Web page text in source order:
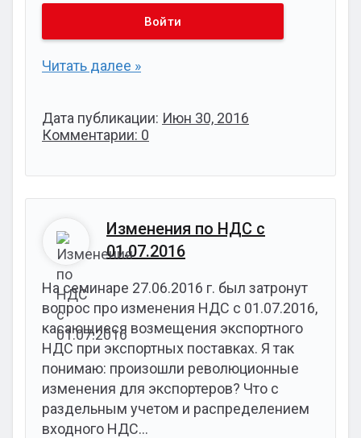
Читать далее »
Дата публикации: Июн 30, 2016
Комментарии: 0
Изменения по НДС с
01.07.2016
На семинаре 27.06.2016 г. был затронут
вопрос про изменения НДС с 01.07.2016,
касающиеся возмещения экспортного
НДС при экспортных поставках. Я так
понимаю: произошли революционные
изменения для экспортеров? Что с
раздельным учетом и распределением
входного НДС…